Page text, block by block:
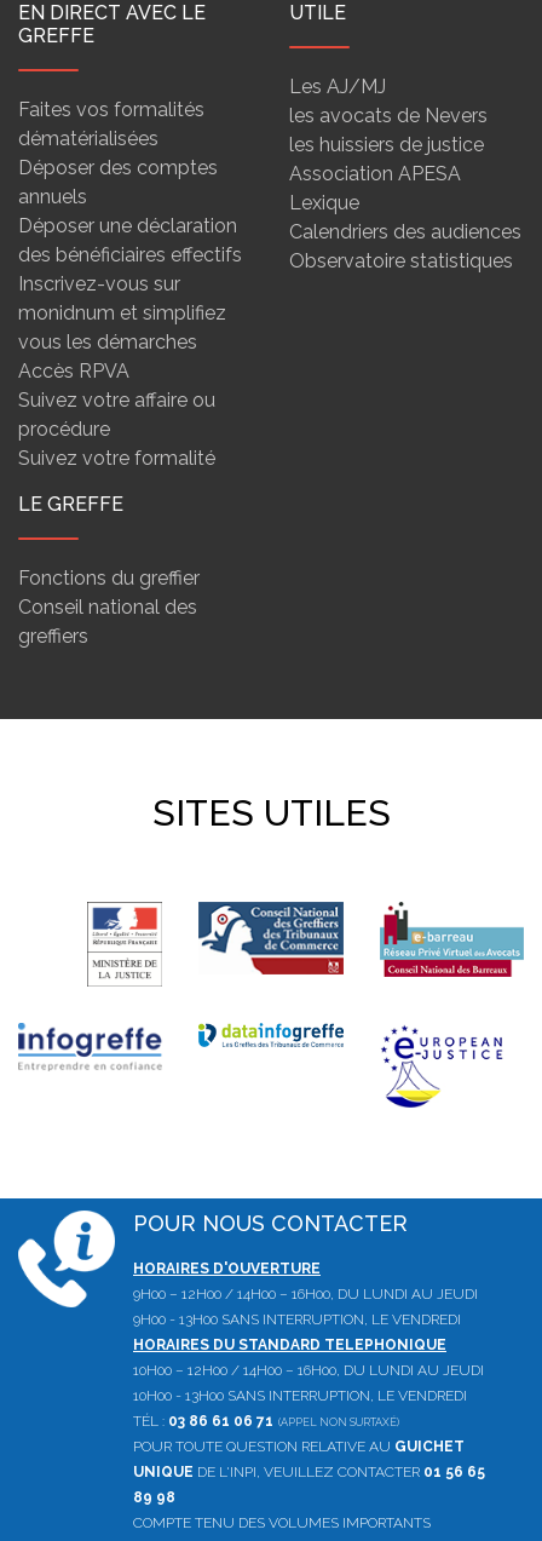
EN DIRECT AVEC LE
GREFFE
Faites vos formalités
dématérialisées
Déposer des comptes
annuels
Déposer une déclaration
des bénéficiaires effectifs
Inscrivez-vous sur
monidnum et simplifiez
vous les démarches
Accès RPVA
Suivez votre affaire ou
procédure
Suivez votre formalité
UTILE
Les AJ/MJ
les avocats de Nevers
les huissiers de justice
Association APESA
Lexique
Calendriers des audiences
Observatoire statistiques
LE GREFFE
Fonctions du greffier
Conseil national des
greffiers
SITES UTILES
POUR NOUS CONTACTER
HORAIRES D'OUVERTURE
9H00 – 12H00 / 14H00 – 16H00, DU LUNDI AU JEUDI
9H00 - 13H00 SANS INTERRUPTION, LE VENDREDI
HORAIRES DU STANDARD TELEPHONIQUE
10H00 – 12H00 / 14H00 – 16H00, DU LUNDI AU JEUDI
10H00 - 13H00 SANS INTERRUPTION, LE VENDREDI
TÉL : 03 86 61 06 71 (APPEL NON SURTAXÉ)
POUR TOUTE QUESTION RELATIVE AU GUICHET
UNIQUE DE L'INPI, VEUILLEZ CONTACTER 01 56 65
89 98
COMPTE TENU DES VOLUMES IMPORTANTS